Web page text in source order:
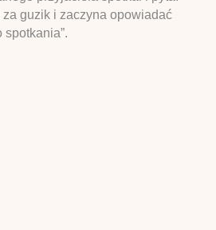
za guzik i zaczyna opowiadać